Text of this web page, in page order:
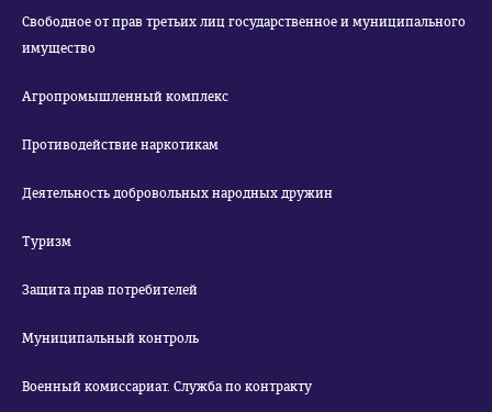
Свободное от прав третьих лиц государственное и муниципального
имущество
Агропромышленный комплекс
Противодействие наркотикам
Деятельность добровольных народных дружин
Туризм
Защита прав потребителей
Муниципальный контроль
Военный комиссариат. Служба по контракту